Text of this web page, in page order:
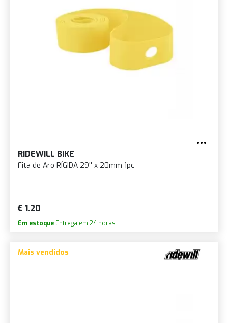
RIDEWILL BIKE
Fita de Aro RÍGIDA 29'' x 20mm 1pc
€ 1.20
Em estoque Entrega em 24 horas
Mais vendidos